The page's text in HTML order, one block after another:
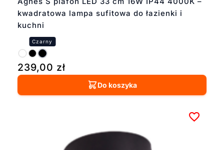
kwadratowa lampa sufitowa do łazienki i
kuchni
239,00 zł
Do koszyka